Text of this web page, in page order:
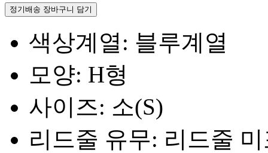
정기배송 장바구니 담기
색상계열: 블루계열
모양: H형
사이즈: 소(S)
리드줄 유무: 리드줄